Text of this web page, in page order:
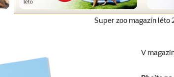
Super zoo magazín léto
V